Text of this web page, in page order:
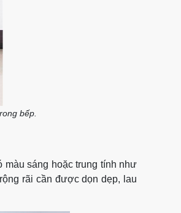
bếp.
sáng hoặc trung tính như
rãi cần được dọn dẹp, lau